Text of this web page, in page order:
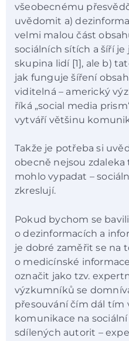
všeobecnému
uvědomit a)
velmi malou část
sociálních sítích a šíří
skupina lidí [1], ale b)
jak funguje šíření
viditelná – americký
říká „social media
vytváří většinu
Takže je potřeba si
obecně nejsou zdaleka
mohlo vypadat –
zkreslují.
Pokud bychom se
o dezinformacích a
je dobré zaměřit se na
o medicínské
označit jako tzv.
výzkumníků se
přesouvání čím dál tím
komunikace na
sdílených autorit –